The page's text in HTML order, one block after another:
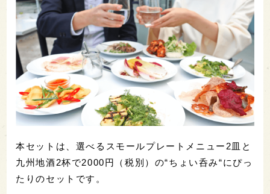
本セットは、選べるスモールプレートメニュー2皿と
九州地酒2杯で2000円（税別）の“ちょい呑み“にぴっ
たりのセットです。